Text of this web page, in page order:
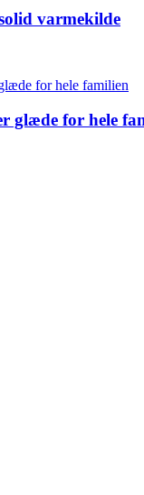
varmekilde
glæde for hele